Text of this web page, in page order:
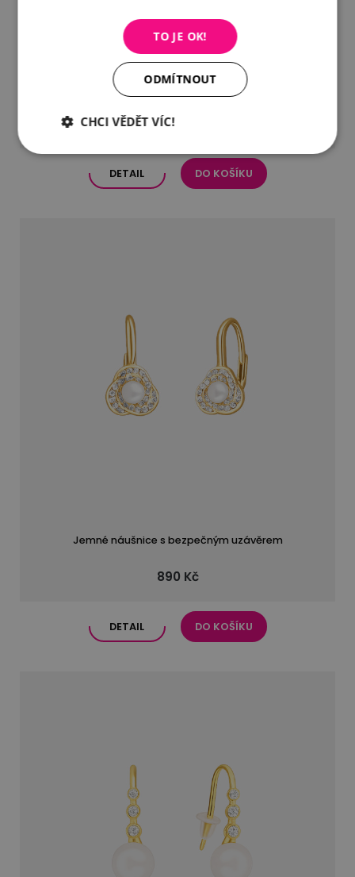
Visací náušnice s perlou
1 090 Kč
DETAIL DO KOŠÍKU
Jemné náušnice s bezpečným uzávěrem
890 Kč
DETAIL DO KOŠÍKU
TO JE OK!
ODMÍTNOUT
CHCI VĚDĚT VÍC!